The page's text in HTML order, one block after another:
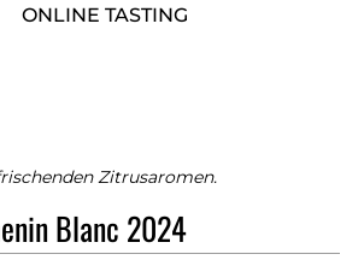
ONLINE TASTING
Zitrusaromen.
Blanc 2024